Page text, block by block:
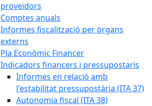
proveïdors
Comptes anuals
Informes fiscalització per òrgans
externs
Pla Econòmic Financer
Indicadors financers i pressupostaris
Informes en relació amb
l'estabilitat pressupostària (ITA 37)
Autonomia fiscal (ITA 38)